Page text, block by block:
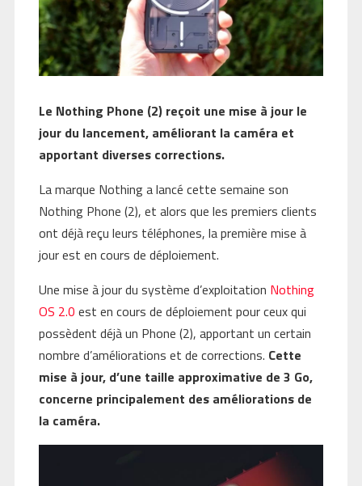
Le Nothing Phone (2) reçoit une mise à jour le
jour du lancement, améliorant la caméra et
apportant diverses corrections.
La marque Nothing a lancé cette semaine son
Nothing Phone (2), et alors que les premiers clients
ont déjà reçu leurs téléphones, la première mise à
jour est en cours de déploiement.
Une mise à jour du système d’exploitation Nothing
OS 2.0 est en cours de déploiement pour ceux qui
possèdent déjà un Phone (2), apportant un certain
nombre d’améliorations et de corrections. Cette
mise à jour, d’une taille approximative de 3 Go,
concerne principalement des améliorations de
la caméra.